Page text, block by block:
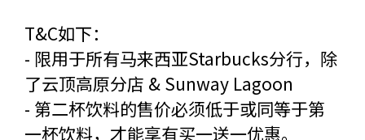
T&C如下：
- 限用于所有马来西亚Starbucks分行，除
了云顶高原分店 & Sunway Lagoon
- 第二杯饮料的售价必须低于或同等于第
一杯饮料，才能享有买一送一优惠。